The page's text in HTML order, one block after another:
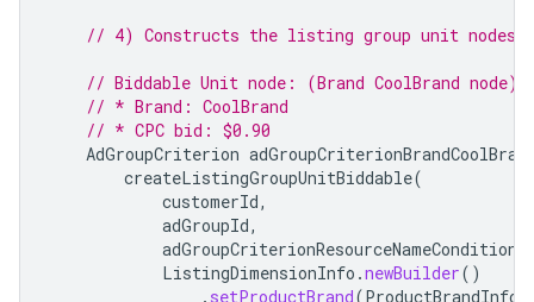
// 4) Constructs the listing group unit nodes
// Biddable Unit node: (Brand CoolBrand node)
// * Brand: CoolBrand
// * CPC bid: $0.90
AdGroupCriterion
createListingGroupUnitBiddable(
customerId,
adGroupId,
ListingDimensionInfo .newBuilder()
. setProductBrand(ProductBrandInfo